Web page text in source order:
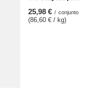
25,98 € / conjunto
(86,60 € / kg)